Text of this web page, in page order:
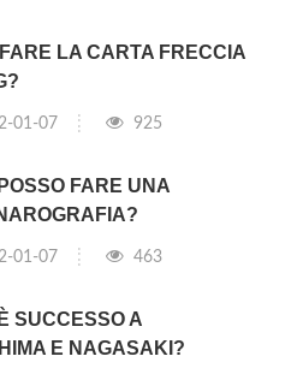
LA CARTA FRECCIA
01-07 925
FARE UNA
01-07 463
SUCCESSO A
E NAGASAKI?